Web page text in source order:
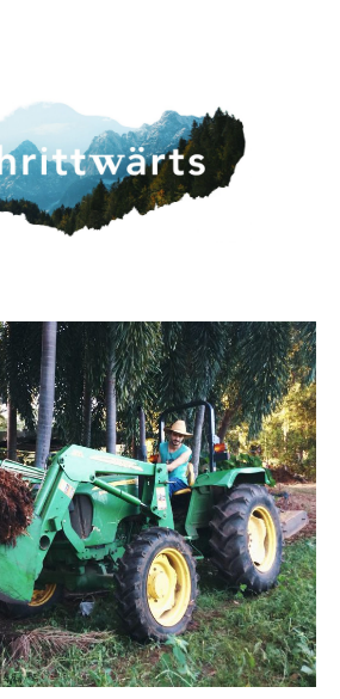
Start
Über uns
Route
Kontakt
INSTAGRAM
Folge mir!